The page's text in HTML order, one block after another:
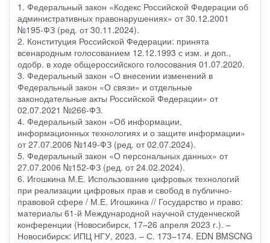
1. Федеральный закон «Кодекс Российской Федерации об
административных правонарушениях» от 30.12.2001
№195-ФЗ (ред. от 30.11.2024).
2. Конституция Российской Федерации: принята
всенародным голосованием 12.12.1993 с изм. и доп.,
одобр. в ходе общероссийского голосования 01.07.2020.
3. Федеральный закон «О внесении изменений в
Федеральный закон «О связи» и отдельные
законодательные акты Российской Федерации» от
02.07.2021 №266-ФЗ.
4. Федеральный закон «Об информации,
информационных технологиях и о защите информации»
от 27.07.2006 №149-ФЗ (ред. от 02.07.2024).
5. Федеральный закон «О персональных данных» от
27.07.2006 №152-ФЗ (ред. от 24.02.2024).
6. Игошкина М.Е. Использование цифровых технологий
при реализации цифровых прав и свобод в публично-
правовой сфере / М.Е. Игошкина // Государство и право:
материалы 61-й Международной научной студенческой
конференции (Новосибирск, 17–26 апреля 2023 г.). –
Новосибирск: ИПЦ НГУ, 2023. – С. 173–174. EDN BMSCNG